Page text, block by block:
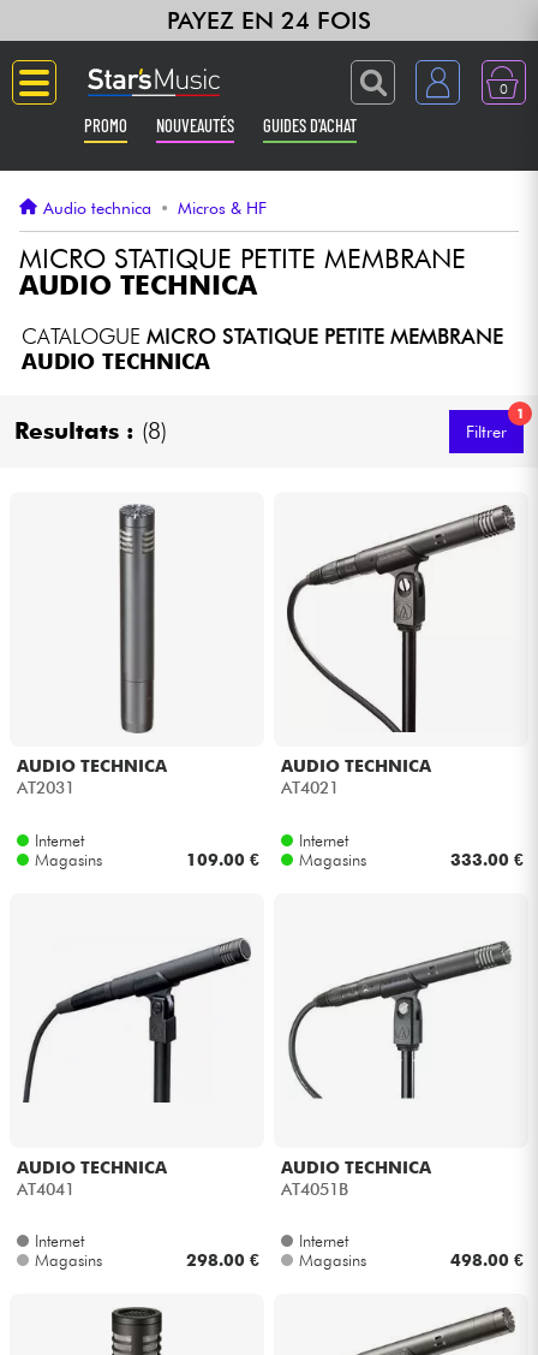
PAYEZ EN 24 FOIS
0
PROMO NOUVEAUTÉS GUIDES D'ACHAT
Guitares & Basses
Claviers & Pianos
Synthés & Sampleurs
Home Studio
Violons & Quatuor
Eveil Musical
Packs
Audio technica • Micros & HF
MICRO STATIQUE PETITE MEMBRANE
AUDIO TECHNICA
CATALOGUE MICRO STATIQUE PETITE MEMBRANE
AUDIO TECHNICA
Resultats : (8)
1
Filtrer
AUDIO TECHNICA
AT2031
Internet
Magasins
109.00 €
AUDIO TECHNICA
AT4021
Internet
Magasins
333.00 €
AUDIO TECHNICA
AT4041
Internet
Magasins
298.00 €
AUDIO TECHNICA
AT4051B
Internet
Magasins
498.00 €